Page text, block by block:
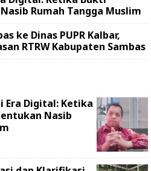
Rumah Tangga Muslim
ke Dinas PUPR Kalbar,
RTRW Kabupaten Sambas
Era Digital: Ketika
Nasib